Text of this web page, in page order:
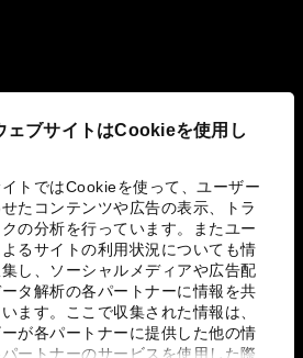
ェブサイトはCookieを使用し
イトではCookieを使って、ユーザー
たコンテンツや広告の表示、トラ
の分析を行っています。またユー
るサイトの利用状況についても情
し、ソーシャルメディアや広告配
タ解析の各パートナーに情報を共
ます。ここで収集された情報は、
が各パートナーに提供した他の情
ートナーのサービスを使用した際
り組み